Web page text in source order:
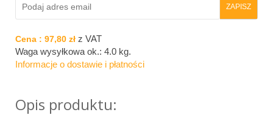
Cena : 97,80 zł z VAT
Waga wysyłkowa ok.: 4.0 kg.
Informacje o dostawie i płatności
Opis produktu: